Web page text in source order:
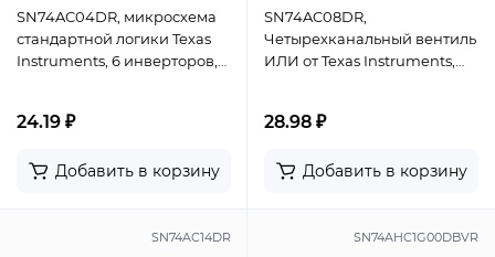
SN74AC04DR, микросхема
стандартной логики Texas
Instruments, 6 инверторов,
24.19 ₽
Добавить в корзину
SN74AC08DR,
Четырехканальный вентиль
ИЛИ от Texas Instruments,
28.98 ₽
Добавить в корзину
SN74AC14DR SN74AHC1G00DBVR